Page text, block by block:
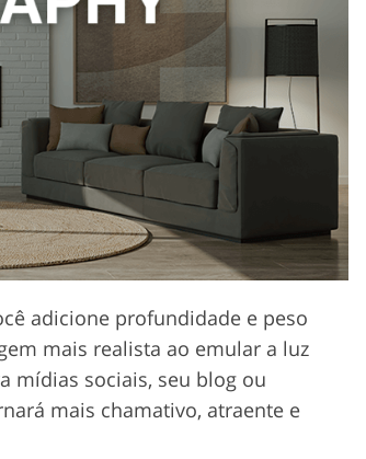
de
Serviços de edição de vídeo
adicione profundidade e peso
mais realista ao emular a luz
mídias sociais, seu blog ou
mais chamativo, atraente e